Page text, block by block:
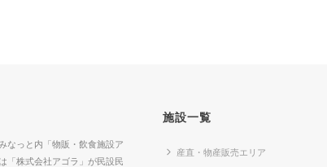
なっと内「物販・飲食施設ア
「株式会社アゴラ」が民設民
施設一覧
産直・物産販売エリア